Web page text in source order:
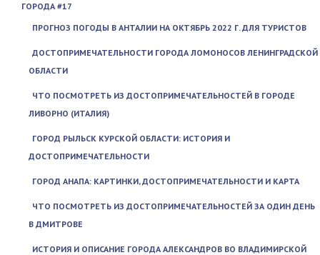
ГОРОДА #17
ПРОГНОЗ ПОГОДЫ В АНТАЛИИ НА ОКТЯБРЬ 2022 Г. ДЛЯ ТУРИСТОВ
ДОСТОПРИМЕЧАТЕЛЬНОСТИ ГОРОДА ЛОМОНОСОВ ЛЕНИНГРАДСКОЙ
ОБЛАСТИ
ЧТО ПОСМОТРЕТЬ ИЗ ДОСТОПРИМЕЧАТЕЛЬНОСТЕЙ В ГОРОДЕ
ЛИВОРНО (ИТАЛИЯ)
ГОРОД РЫЛЬСК КУРСКОЙ ОБЛАСТИ: ИСТОРИЯ И
ДОСТОПРИМЕЧАТЕЛЬНОСТИ
ГОРОД АНАПА: КАРТИНКИ, ДОСТОПРИМЕЧАТЕЛЬНОСТИ И КАРТА
ЧТО ПОСМОТРЕТЬ ИЗ ДОСТОПРИМЕЧАТЕЛЬНОСТЕЙ ЗА ОДИН ДЕНЬ
В ДМИТРОВЕ
ИСТОРИЯ И ОПИСАНИЕ ГОРОДА АЛЕКСАНДРОВ ВО ВЛАДИМИРСКОЙ